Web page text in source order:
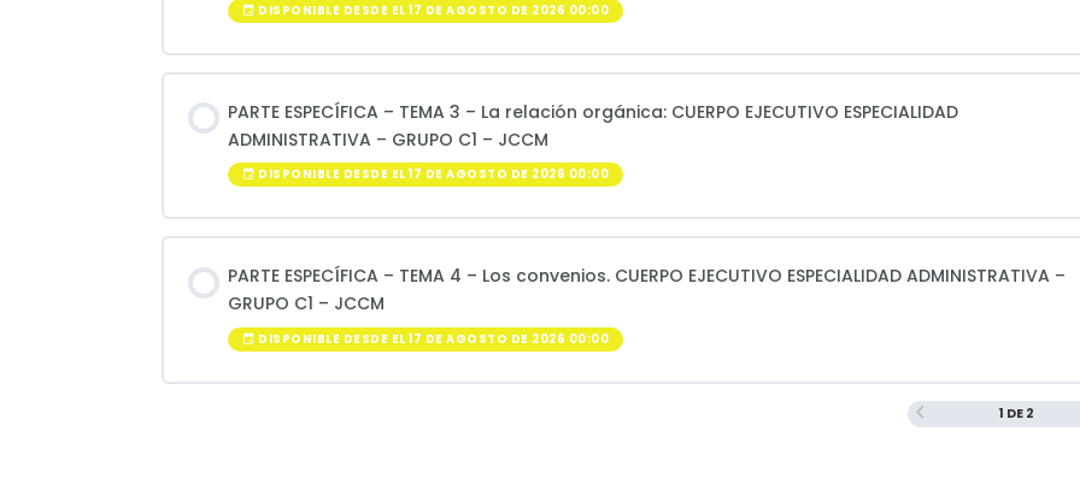
DISPONIBLE DESDE EL 17 DE AGOSTO DE 2026 00:00
PARTE ESPECÍFICA – TEMA 3 – La relación orgánica: CUERPO EJECUTIVO ESPECIALIDAD
ADMINISTRATIVA – GRUPO C1 – JCCM
DISPONIBLE DESDE EL 17 DE AGOSTO DE 2026 00:00
PARTE ESPECÍFICA – TEMA 4 – Los convenios. CUERPO EJECUTIVO ESPECIALIDAD ADMINISTRATIVA –
GRUPO C1 – JCCM
DISPONIBLE DESDE EL 17 DE AGOSTO DE 2026 00:00
1 DE 2